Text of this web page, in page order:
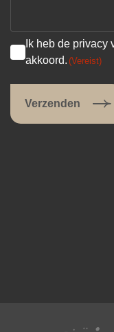
Ik heb de
akkoord. (Vereist)